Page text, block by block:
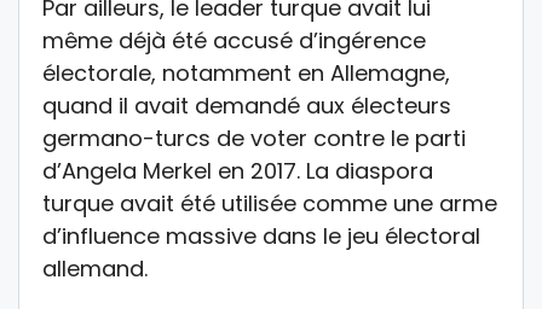
Par ailleurs, le leader turque avait lui
même déjà été accusé d’ingérence
électorale, notamment en Allemagne,
quand il avait demandé aux électeurs
germano-turcs de voter contre le parti
d’Angela Merkel en 2017. La diaspora
turque avait été utilisée comme une arme
d’influence massive dans le jeu électoral
allemand.